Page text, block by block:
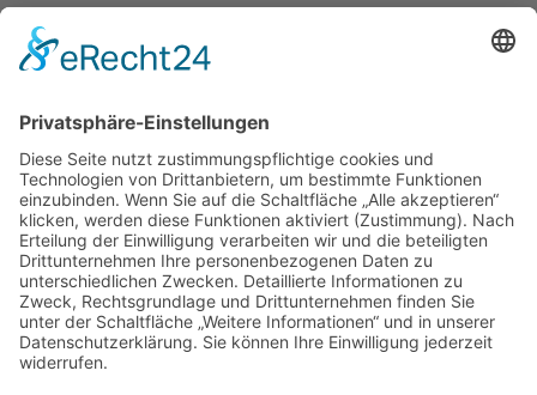
Kontakt
Mitgliederbereich
Umsetzung: DOUBLE-A-DESIGN